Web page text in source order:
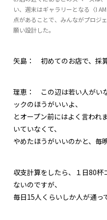
い、週末はギャラリーとなる〈I
点があることで、みんながプロジ
願い設計した。
矢島： 初めてのお店で、採
理恵： この辺は若い人がい
ックのほうがいいよ、
とオープン前にはよく言われ
いていなくて、
やめたほうがいいのかと、毎
収支計算をしたら、１日80
ないのですが、
毎日15人くらいしか人が通っ